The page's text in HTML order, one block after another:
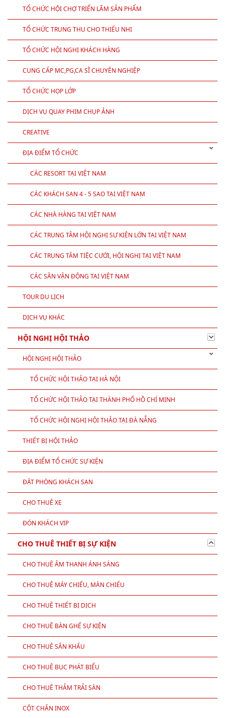
TỔ CHỨC HỘI CHỢ TRIỂN LÃM SẢN PHẨM
TỔ CHỨC TRUNG THU CHO THIẾU NHI
TỔ CHỨC HỘI NGHỊ KHÁCH HÀNG
CUNG CẤP MC,PG,CA SĨ CHUYÊN NGHIỆP
TỔ CHỨC HỌP LỚP
DỊCH VỤ QUAY PHIM CHỤP ẢNH
CREATIVE
ĐỊA ĐIỂM TỔ CHỨC
CÁC RESORT TẠI VIỆT NAM
CÁC KHÁCH SẠN 4 - 5 SAO TẠI VIỆT NAM
CÁC NHÀ HÀNG TẠI VIỆT NAM
CÁC TRUNG TÂM HỘI NGHỊ SỰ KIỆN LỚN TẠI VIỆT NAM
CÁC TRUNG TÂM TIỆC CƯỚI, HỘI NGHỊ TẠI VIỆT NAM
CÁC SÂN VẬN ĐỘNG TẠI VIỆT NAM
TOUR DU LỊCH
DỊCH VỤ KHÁC
HỘI NGHỊ HỘI THẢO
HỘI NGHỊ HỘI THẢO
TỔ CHỨC HỘI THẢO TẠI HÀ NỘI
TỔ CHỨC HỘI THẢO TẠI THÀNH PHỐ HỒ CHÍ MINH
TỔ CHỨC HỘI NGHỊ HỘI THẢO TẠI ĐÀ NẴNG
THIẾT BỊ HỘI THẢO
ĐỊA ĐIỂM TỔ CHỨC SỰ KIỆN
ĐẶT PHÒNG KHÁCH SẠN
CHO THUÊ XE
ĐÓN KHÁCH VIP
CHO THUÊ THIẾT BỊ SỰ KIỆN
CHO THUÊ ÂM THANH ÁNH SÁNG
CHO THUÊ MÁY CHIẾU, MÀN CHIẾU
CHO THUÊ THIẾT BỊ DỊCH
CHO THUÊ BÀN GHẾ SỰ KIỆN
CHO THUÊ SÂN KHẤU
CHO THUÊ BỤC PHÁT BIỂU
CHO THUÊ THẢM TRẢI SÀN
CỘT CHẮN INOX